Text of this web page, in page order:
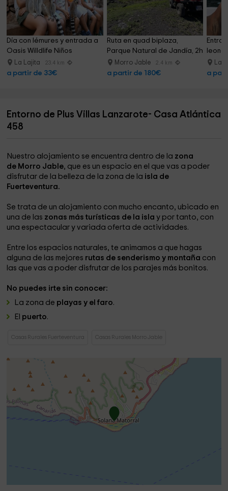
Día con lémures y entrada a
Oasis Willdlife Niños
La Lajita 23.4 km
a partir de 33€
Ruta en quad biplaza,
Parque Natural de Jandía, 2h
Morro Jable 2.4 km
a partir de 180€
La
a
Entorno de Plus Villas Lanzarote- Casa Atlántica
458
Nuestro alojamiento se encuentra dentro de la zona
de Morro Jable, que es un espacio en el que vas a poder
disfrutar de la belleza de la zona de la isla de
Fuerteventura.
Se trata de un alojamiento con mucho encanto, ubicado en
una de las zonas más turísticas de la islay por tanto, con
una espectacular y variada oferta de actividades.
Entre los espacios naturales, te animamos a que hagas
alguna de las mejores rutas de senderismo y montaña con
las que vas a poder disfrutar de los parajes más bonitos.
No puedes irte sin conocer:
La zona de playas y el faro.
El puerto.
Casas Rurales Fuerteventura Casas Rurales Morro Jable